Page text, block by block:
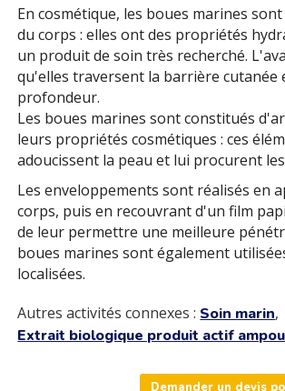
En cosmétique, les boues marines
du corps : elles ont des propriétés
un produit de soin très recherché.
qu'elles traversent la barrière
profondeur.
Les boues marines sont constitués
leurs propriétés cosmétiques : ces
adoucissent la peau et lui procurent
Les enveloppements sont réalisés en
corps, puis en recouvrant d'un film
de leur permettre une meilleure
boues marines sont également
localisées.
Autres activités connexes : Soin marin,
Extrait biologique produit actif
Demander un devis